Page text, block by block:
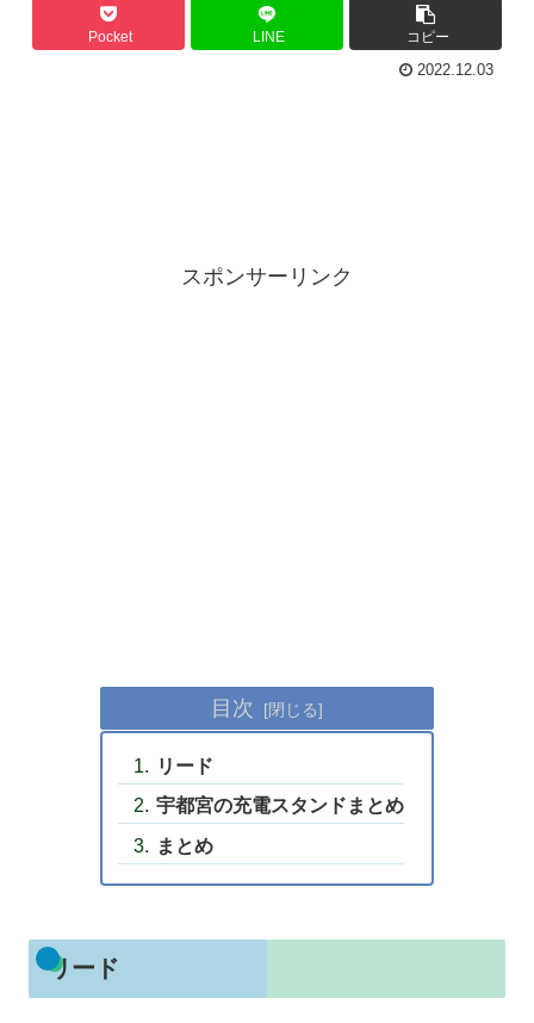
Pocket LINE コピー
2022.12.03
スポンサーリンク
目次
リード
宇都宮の充電スタンドまとめ
まとめ
リード